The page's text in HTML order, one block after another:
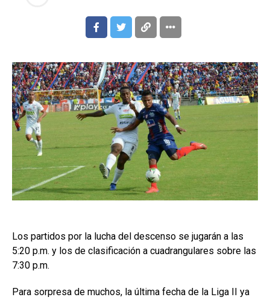
Los partidos por la lucha del descenso se jugarán a las
5:20 p.m. y los de clasificación a cuadrangulares sobre las
7:30 p.m.
Para sorpresa de muchos, la última fecha de la Liga II ya